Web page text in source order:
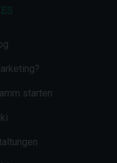
starten